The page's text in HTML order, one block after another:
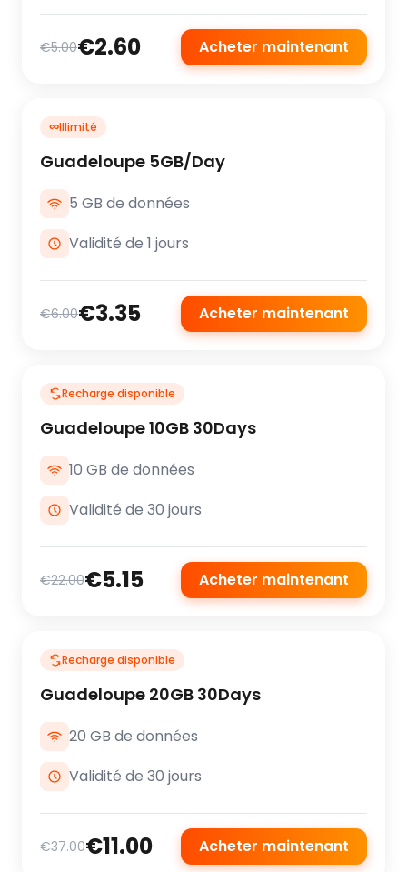
€5.00€2.60 Acheter maintenant
∞Illimité
Guadeloupe 5GB/Day
5 GB de données
Validité de 1 jours
€6.00€3.35 Acheter maintenant
Recharge disponible
Guadeloupe 10GB 30Days
10 GB de données
Validité de 30 jours
€22.00€5.15 Acheter maintenant
Recharge disponible
Guadeloupe 20GB 30Days
20 GB de données
Validité de 30 jours
€37.00€11.00 Acheter maintenant